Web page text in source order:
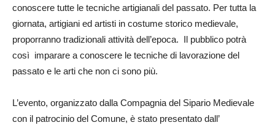
conoscere tutte le tecniche artigianali del passato. Per tutta la
giornata, artigiani ed artisti in costume storico medievale,
proporranno tradizionali attività dell’epoca. Il pubblico potrà
così imparare a conoscere le tecniche di lavorazione del
passato e le arti che non ci sono più.
L’evento, organizzato dalla Compagnia del Sipario Medievale
con il patrocinio del Comune, è stato presentato dall’